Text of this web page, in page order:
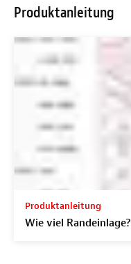
Produktanleitung
Produktanleitung
Wie viel Randeinlage?